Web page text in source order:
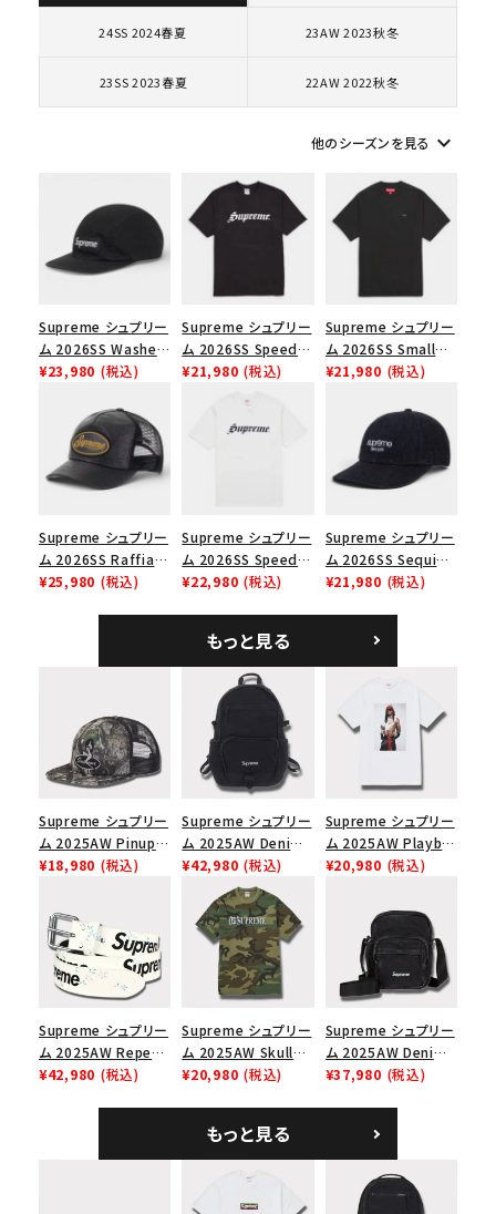
キャップ・ハット
パーカー・クルーネック
ショルダー・ウエストバッグ
ボックスロゴ ブラックスウェット
シーズンから探す
並び順
価格から探す
円 ～
在庫のない商品を表示する
24SS 2024春夏 23AW 2023秋冬
23SS 2023春夏 22AW 2022秋冬
他のシーズンを見る keyboard_arrow_down
Supreme シュプリー
ム 2026SS Washed
Chino Twill Camp
ノツイル キャンプキャ
ップ ブラック
¥23,980 (税込)
Supreme シュプリー
ム 2026SS Speed
Tee スピードTシャツ
¥21,980 (税込)
Supreme シュプリー
ム 2026SS Small
Box Tee スモールボ
¥21,980 (税込)
Supreme シュプリー
ム 2026SS Raffia
Mesh Back 5-Panel
¥25,980 (税込)
Supreme シュプリー
ム 2026SS Speed
Tee スピードTシャツ
¥22,980 (税込)
Supreme シュプリー
ム 2026SS Sequin
Denim Classic
シックロゴ 6パネルキ
ャップ ブラック
¥21,980 (税込)
もっと見る
Supreme シュプリー
ム 2025AW Pinup
Mesh Back 5-Panel
ュバック 5パネルキャ
ップ トゥルーティン
バーHTC フォールカ
¥18,980 (税込)
Supreme シュプリー
ム 2025AW Denim
Backpack デニム バ
ックパック ブラック
¥42,980 (税込)
Supreme シュプリー
ム 2025AW Playboi
Carti Tee プレイボ
¥20,980 (税込)
Supreme シュプリー
ム 2025AW Repeat
Leather Belt リピー
¥42,980 (税込)
Supreme シュプリー
ム 2025AW Skull
Tee スカル Tシャ
¥20,980 (税込)
Supreme シュプリー
ム 2025AW Denim
Shoulder Bag デニ
¥37,980 (税込)
もっと見る